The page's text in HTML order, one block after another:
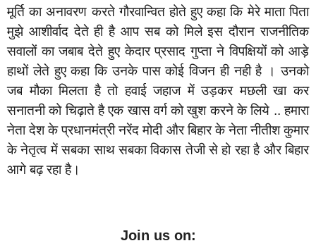
मूर्ति का अनावरण करते गौरवान्वित होते हुए कहा कि मेरे माता पिता
मुझे आशीर्वाद देते ही है आप सब को मिले इस दौरान राजनीतिक
सवालों का जबाब देते हुए केदार प्रसाद गुप्ता ने विपक्षियों को आड़े
हाथों लेते हुए कहा कि उनके पास कोई विजन ही नही है । उनको
जब मौका मिलता है तो हवाई जहाज में उड़कर मछली खा कर
सनातनी को चिढ़ाते है एक खास वर्ग को खुश करने के लिये .. हमारा
नेता देश के प्रधानमंत्री नरेंद मोदी और बिहार के नेता नीतीश कुमार
के नेतृत्व में सबका साथ सबका विकास तेजी से हो रहा है और बिहार
आगे बढ़ रहा है।
Join us on: